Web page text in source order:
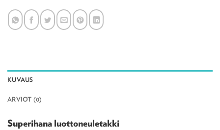
KUVAUS
ARVIOT (0)
Superihana luottoneuletakki